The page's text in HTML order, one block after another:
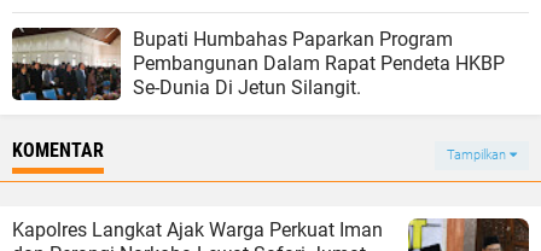
Bupati Humbahas Paparkan Program
Pembangunan Dalam Rapat Pendeta HKBP
Se-Dunia Di Jetun Silangit.
KOMENTAR Tampilkan
Kapolres Langkat Ajak Warga Perkuat Iman